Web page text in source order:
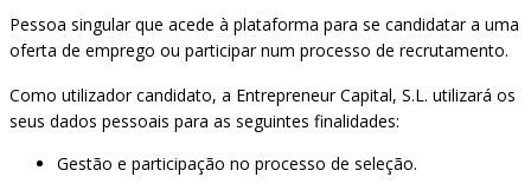
Pessoa singular que acede à plataforma para se candidatar a uma
oferta de emprego ou participar num processo de recrutamento.
Como utilizador candidato, a Entrepreneur Capital, S.L. utilizará os
seus dados pessoais para as seguintes finalidades:
Gestão e participação no processo de seleção.